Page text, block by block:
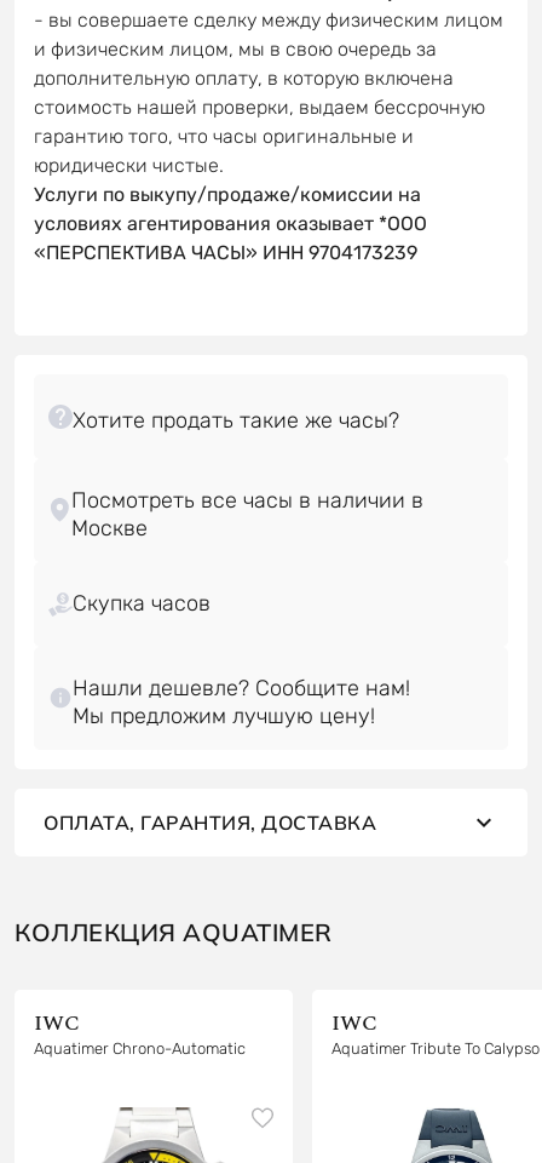
- вы совершаете сделку между физическим лицом
и физическим лицом, мы в свою очередь за
дополнительную оплату, в которую включена
стоимость нашей проверки, выдаем бессрочную
гарантию того, что часы оригинальные и
юридически чистые.
Услуги по выкупу/продаже/комиссии на
условиях агентирования оказывает *ООО
«ПЕРСПЕКТИВА ЧАСЫ» ИНН 9704173239
Посмотреть все часы в наличии в
Скупка часов
Нашли дешевле? Сообщите нам!
ОПЛАТА, ГАРАНТИЯ, ДОСТАВКА
КОЛЛЕКЦИЯ AQUATIMER
IWC
Aquatimer Chrono-Automatic
IWC
Aquatimer Tribute To Calypso